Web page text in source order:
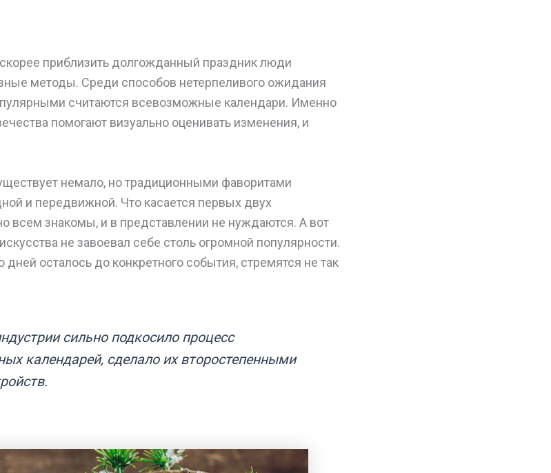
приблизить долгожданный праздник люди
методы. Среди способов нетерпеливого ожидания
считаются всевозможные календари. Именно
помогают визуально оценивать изменения, и
немало, но традиционными фаворитами
и передвижной. Что касается первых двух
всем знакомы, и в представлении не нуждаются. А вот
не завоевал себе столь огромной популярности.
осталось до конкретного события, стремятся не так
сильно подкосило процесс
календарей, сделало их второстепенными